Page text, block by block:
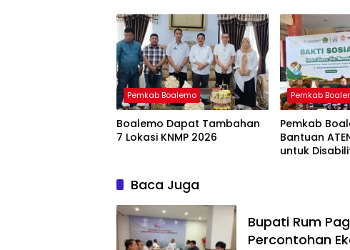
Pemkab Boalemo
Boalemo Dapat Tambahan
7 Lokasi KNMP 2026
Pemkab
Pemkab
Bantuan
untuk
Baca Juga
Bupati Rum
Percontohan